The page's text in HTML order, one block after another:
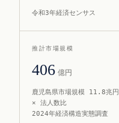
令和3年経済センサス
推計市場規模
406 億円
鹿児島県市場規模 11.8兆円
× 法人数比
2024年経済構造実態調査